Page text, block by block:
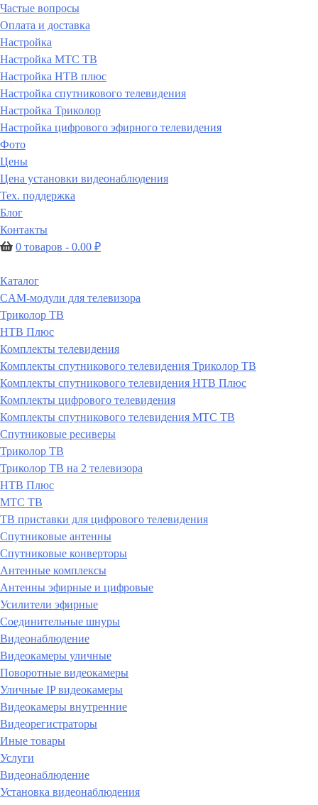
Частые вопросы
Оплата и доставка
Настройка
Настройка МТС ТВ
Настройка НТВ плюс
Настройка спутникового телевидения
Настройка Триколор
Настройка цифрового эфирного телевидения
Фото
Цены
Цена установки видеонаблюдения
Тех. поддержка
Блог
Контакты
0 товаров - 0.00 ₽
Каталог
CAM-модули для телевизора
Триколор ТВ
НТВ Плюс
Комплекты телевидения
Комплекты спутникового телевидения Триколор ТВ
Комплекты спутникового телевидения НТВ Плюс
Комплекты цифрового телевидения
Комплекты спутникового телевидения МТС ТВ
Спутниковые ресиверы
Триколор ТВ
Триколор ТВ на 2 телевизора
НТВ Плюс
МТС ТВ
ТВ приставки для цифрового телевидения
Спутниковые антенны
Спутниковые конверторы
Антенные комплексы
Антенны эфирные и цифровые
Усилители эфирные
Соединительные шнуры
Видеонаблюдение
Видеокамеры уличные
Поворотные видеокамеры
Уличные IP видеокамеры
Видеокамеры внутренние
Видеорегистраторы
Иные товары
Услуги
Видеонаблюдение
Установка видеонаблюдения